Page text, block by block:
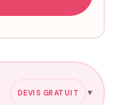
DEVIS GRATUIT ▼